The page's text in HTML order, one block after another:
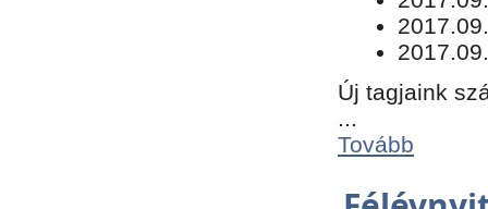
Új tagjaink
Tovább